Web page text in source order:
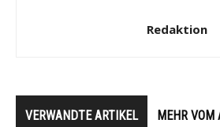
Redaktion
VERWANDTE ARTIKEL MEHR VOM